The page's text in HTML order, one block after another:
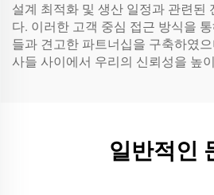
설계 최적화 및 생산 일정과 관련된
다. 이러한 고객 중심 접근 방식을
들과 견고한 파트너십을 구축하였
사들 사이에서 우리의 신뢰성을 높
일반적인